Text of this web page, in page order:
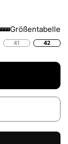
Größentabelle
41 42